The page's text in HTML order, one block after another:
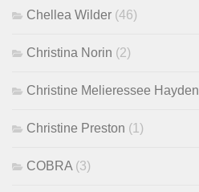
Chellea Wilder (46)
Christina Norin (2)
Christine Melieressee Hayden
Christine Preston (1)
COBRA (3)